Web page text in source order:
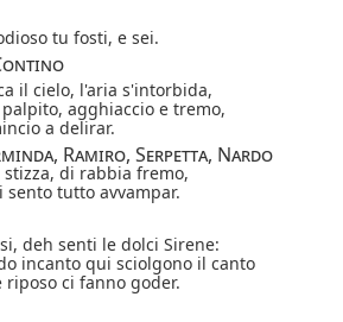
tu fosti, e sei.
il cielo, l'aria s'intorbida,
agghiaccio e tremo,
a delirar.
Ramiro, Serpetta, Nardo
stizza, di rabbia fremo,
sento tutto avvampar.
deh senti le dolci Sirene:
incanto qui sciolgono il canto
riposo ci fanno goder.